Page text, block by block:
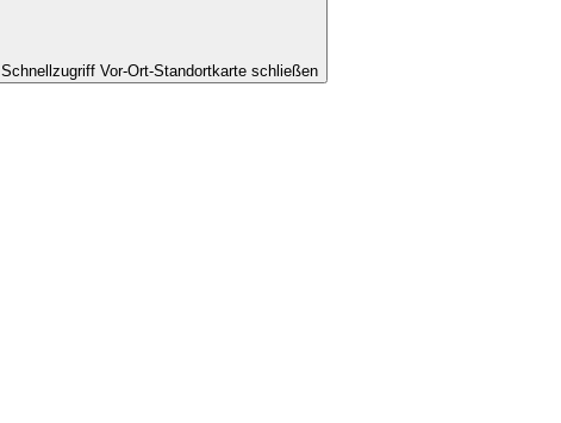
Schnellzugriff Vor-Ort-Standortkarte schließen